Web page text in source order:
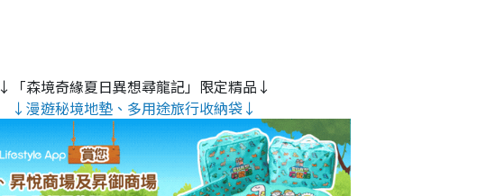
↓「森境奇緣夏日異想尋龍記」限定精品↓
↓漫遊秘境地墊、多用途旅行收納袋↓